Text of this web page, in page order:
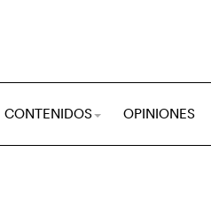
CONTENIDOS OPINIONES